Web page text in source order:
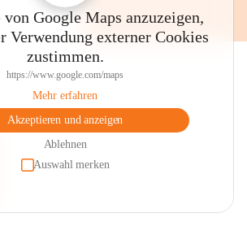
Google Maps anzuzeigen,
Verwendung externer Cookies
zustimmen.
https://www.google.com/maps
Mehr erfahren
Akzeptieren und anzeigen
Ablehnen
Auswahl merken